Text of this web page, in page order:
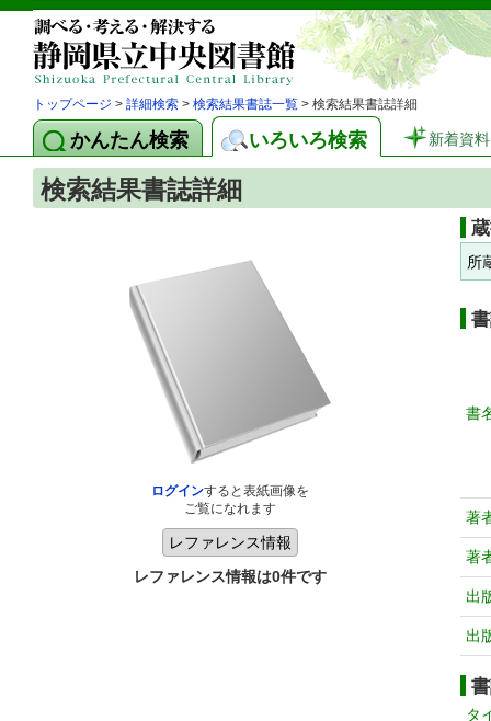
トップページ > 詳細検索 > 検索結果書誌一覧 > 検索結果書誌詳細
かんたん検索 いろいろ検索 新着資料
検索結果書誌詳細
ログインすると表紙画像を
ご覧になれます
レファレンス情報は0件です
所
書
著
著
出
出
タ